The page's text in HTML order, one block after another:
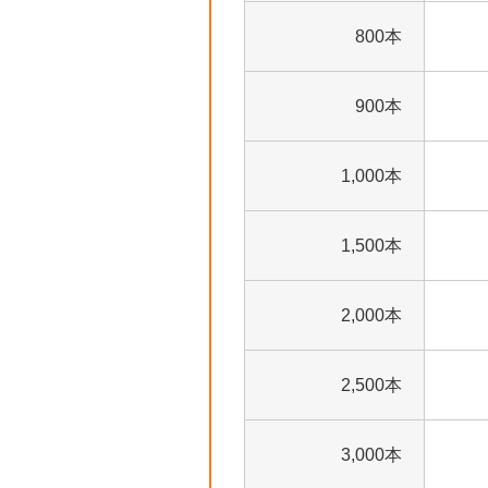
800本
900本
1,000本
1,500本
2,000本
2,500本
3,000本